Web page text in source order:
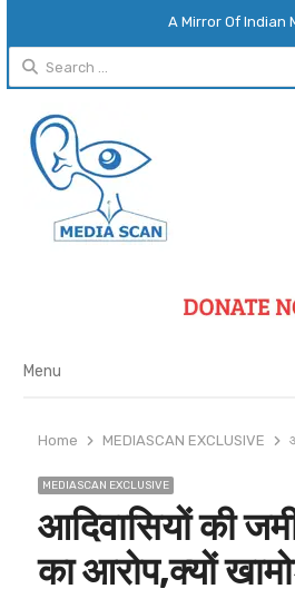
A Mirror Of Indian
Search
for:
Menu
Menu
Home MEDIASCAN EXCLUSIVE
MEDIASCAN EXCLUSIVE
आदिवासियों की
का आरोप,क्यों